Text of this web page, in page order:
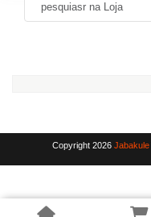
Copyright 2026 Jabakule